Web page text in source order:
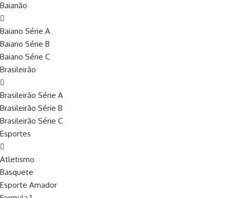
Baianão
Baiano Série A
Baiano Série B
Baiano Série C
Brasileirão
Brasileirão Série A
Brasileirão Série B
Brasileirão Série C
Esportes
Atletismo
Basquete
Esporte Amador